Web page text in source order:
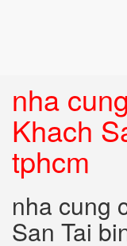
nha
Khach
tphcm
nha cung
San Tai